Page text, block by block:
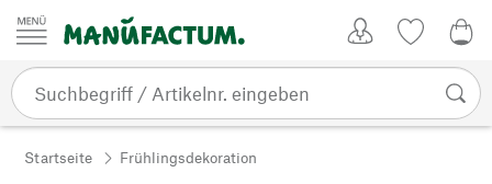
Zum Inhalt springen
Startseite Frühlingsdekoration